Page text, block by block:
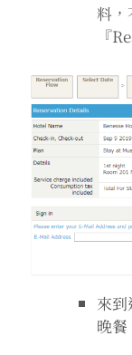
料
『
來到
晚餐